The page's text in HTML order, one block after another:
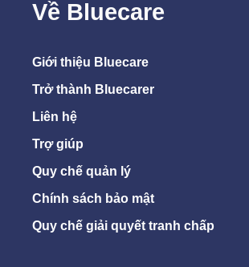
Về Bluecare
Giới thiệu Bluecare
Trở thành Bluecarer
Liên hệ
Trợ giúp
Quy chế quản lý
Chính sách bảo mật
Quy chế giải quyết tranh chấp